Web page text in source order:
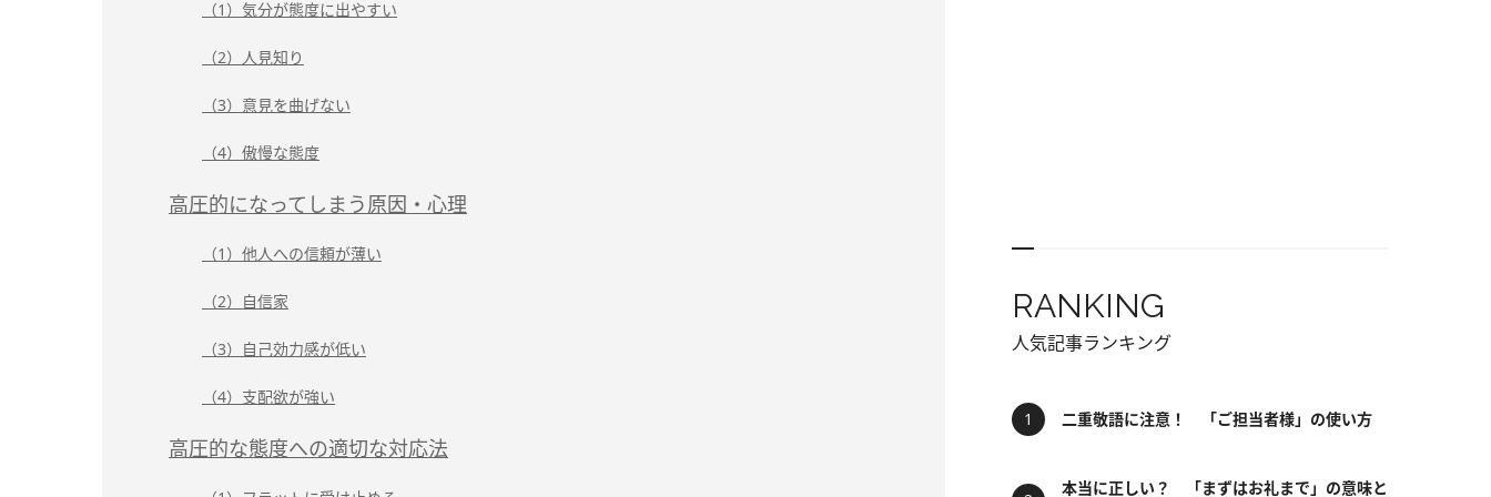
（1）気分が態度に出やすい
（2）人見知り
（3）意見を曲げない
（4）傲慢な態度
高圧的になってしまう原因・心理
（1）他人への信頼が薄い
（2）自信家
（3）自己効力感が低い
（4）支配欲が強い
高圧的な態度への適切な対応法
RANKING
人気記事ランキング
二重敬語に注意！ 「ご担当者様」の使い方
本当に正しい？ 「まずはお礼まで」の意味と